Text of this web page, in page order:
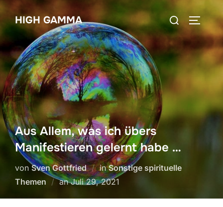
Zum
Inhalt
springen
HIGH GAMMA
Suchen
nach:
Aus Allem, was ich übers
Manifestieren gelernt habe …
von Sven Gottfried inSonstige spirituelle
Themen
anVeröffentlicht
Juli 29, 2021